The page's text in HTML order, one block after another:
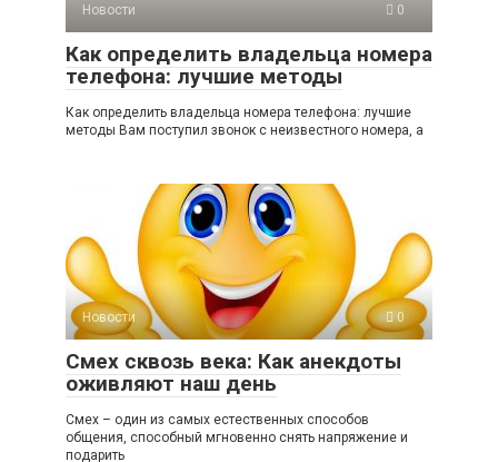
Новости 0
Как определить владельца номера
телефона: лучшие методы
Как определить владельца номера телефона: лучшие
методы Вам поступил звонок с неизвестного номера, а
Новости 0
Смех сквозь века: Как анекдоты
оживляют наш день
Смех – один из самых естественных способов
общения, способный мгновенно снять напряжение и
подарить